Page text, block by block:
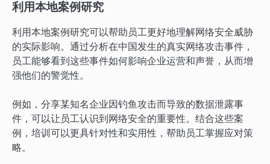
利用本地案例研究
利用本地案例研究可以帮助员工更好地理解网络安全威胁
的实际影响。通过分析在中国发生的真实网络攻击事件，
员工能够看到这些事件如何影响企业运营和声誉，从而增
强他们的警觉性。
例如，分享某知名企业因钓鱼攻击而导致的数据泄露事
件，可以让员工认识到网络安全的重要性。结合这些案
例，培训可以更具针对性和实用性，帮助员工掌握应对策
略。